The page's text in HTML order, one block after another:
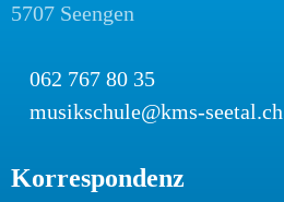
5707 Seengen
062 767 80 35
musikschule@kms-seetal.ch
Korrespondenz